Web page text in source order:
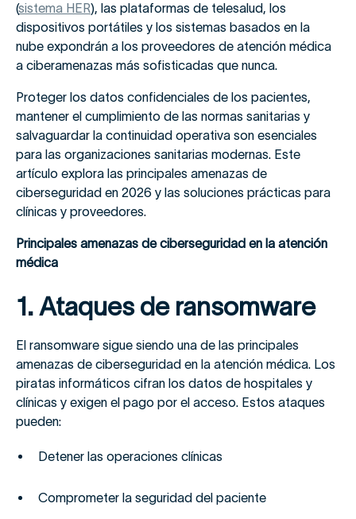
(sistema HER), las plataformas de telesalud, los
dispositivos portátiles y los sistemas basados en la
nube expondrán a los proveedores de atención médica
a ciberamenazas más sofisticadas que nunca.
Proteger los datos confidenciales de los pacientes,
mantener el cumplimiento de las normas sanitarias y
salvaguardar la continuidad operativa son esenciales
para las organizaciones sanitarias modernas. Este
artículo explora las principales amenazas de
ciberseguridad en 2026 y las soluciones prácticas para
clínicas y proveedores.
Principales amenazas de ciberseguridad en la atención
médica
1. Ataques de ransomware
El ransomware sigue siendo una de las principales
amenazas de ciberseguridad en la atención médica. Los
piratas informáticos cifran los datos de hospitales y
clínicas y exigen el pago por el acceso. Estos ataques
pueden:
Detener las operaciones clínicas
Comprometer la seguridad del paciente